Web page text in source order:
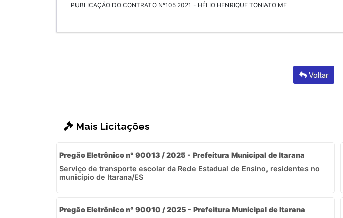
PUBLICAÇÃO DO CONTRATO N°105 2021 - HÉLIO HENRIQUE TONIATO ME
Voltar
Mais Licitações
Pregão Eletrônico n° 90013 / 2025 - Prefeitura Municipal de Itarana
Serviço de transporte escolar da Rede Estadual de Ensino, residentes no
município de Itarana/ES
Pregão Eletrônico n° 90010 / 2025 - Prefeitura Municipal de Itarana